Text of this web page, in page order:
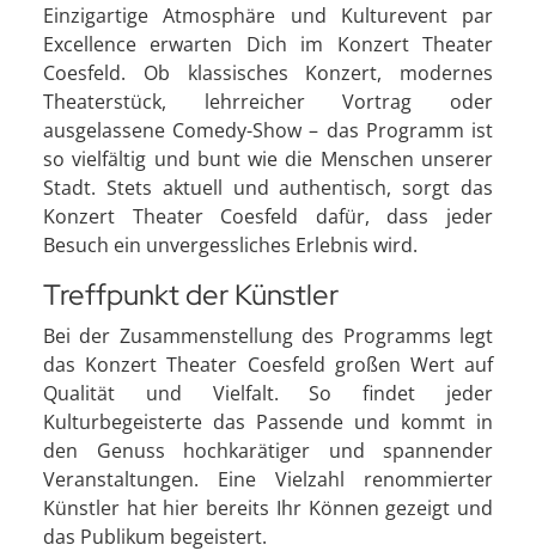
Einzigartige Atmosphäre und Kulturevent par
Excellence erwarten Dich im Konzert Theater
Coesfeld. Ob klassisches Konzert, modernes
Theaterstück, lehrreicher Vortrag oder
ausgelassene Comedy-Show – das Programm ist
so vielfältig und bunt wie die Menschen unserer
Stadt. Stets aktuell und authentisch, sorgt das
Konzert Theater Coesfeld dafür, dass jeder
Besuch ein unvergessliches Erlebnis wird.
Treffpunkt der Künstler
Bei der Zusammenstellung des Programms legt
das Konzert Theater Coesfeld großen Wert auf
Qualität und Vielfalt. So findet jeder
Kulturbegeisterte das Passende und kommt in
den Genuss hochkarätiger und spannender
Veranstaltungen. Eine Vielzahl renommierter
Künstler hat hier bereits Ihr Können gezeigt und
das Publikum begeistert.